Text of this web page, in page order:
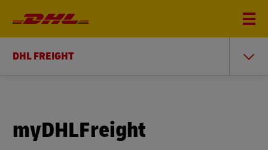
DHL FREIGHT
myDHLFreight